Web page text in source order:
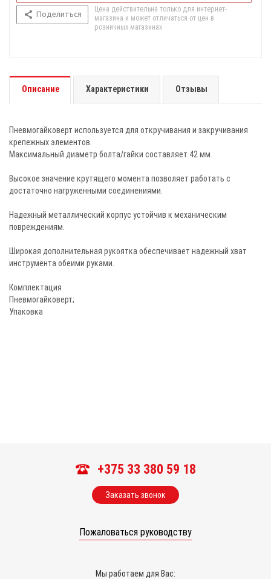
Поделиться
Цена действительна только для интернет-
магазина и может отличаться от цен в
розничных магазинах
Описание Характеристики Отзывы
Пневмогайковерт используется для откручивания и закручивания
крепежных элементов.
Максимальный диаметр болта/гайки составляет 42 мм.
Высокое значение крутящего момента позволяет работать с
достаточно нагруженными соединениями.
Надежный металлический корпус устойчив к механическим
повреждениям.
Широкая дополнительная рукоятка обеспечивает надежный хват
инструмента обеими руками.
Комплектация
Пневмогайковерт;
Упаковка
+375 33 380 59 18
Заказать звонок
Пожаловаться руководству
Мы работаем для Вас: